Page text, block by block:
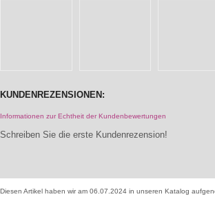
KUNDENREZENSIONEN:
Informationen zur Echtheit der Kundenbewertungen
Schreiben Sie die erste Kundenrezension!
Diesen Artikel haben wir am 06.07.2024 in unseren Katalog